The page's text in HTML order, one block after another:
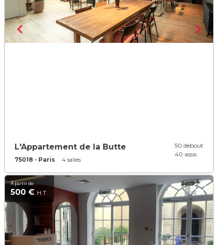
L'Appartement de la Butte
75018 - Paris 4 salles
50 debout
40 assis
À partir de
500 € H.T